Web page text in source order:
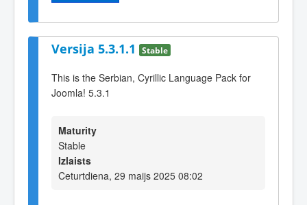
Versija 5.3.1.1 Stable
This is the Serbian, Cyrillic Language Pack for
Joomla! 5.3.1
Maturity
Stable
Izlaists
Ceturtdiena, 29 maijs 2025 08:02